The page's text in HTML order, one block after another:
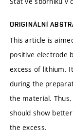
ORIGINÁLNÍ
This article is
positive electrode
excess of lithium.
during the
the material.
should show
the excess.